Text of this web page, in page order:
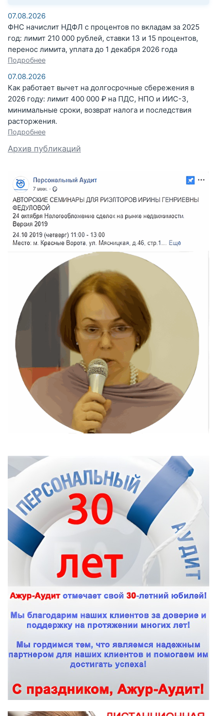
07.08.2026
ФНС начислит НДФЛ с процентов по вкладам за 2025
год: лимит 210 000 рублей, ставки 13 и 15 процентов,
перенос лимита, уплата до 1 декабря 2026 года
Подробнее
07.08.2026
Как работает вычет на долгосрочные сбережения в
2026 году: лимит 400 000 ₽ на ПДС, НПО и ИИС-3,
минимальные сроки, возврат налога и последствия
расторжения.
Подробнее
Архив публикаций